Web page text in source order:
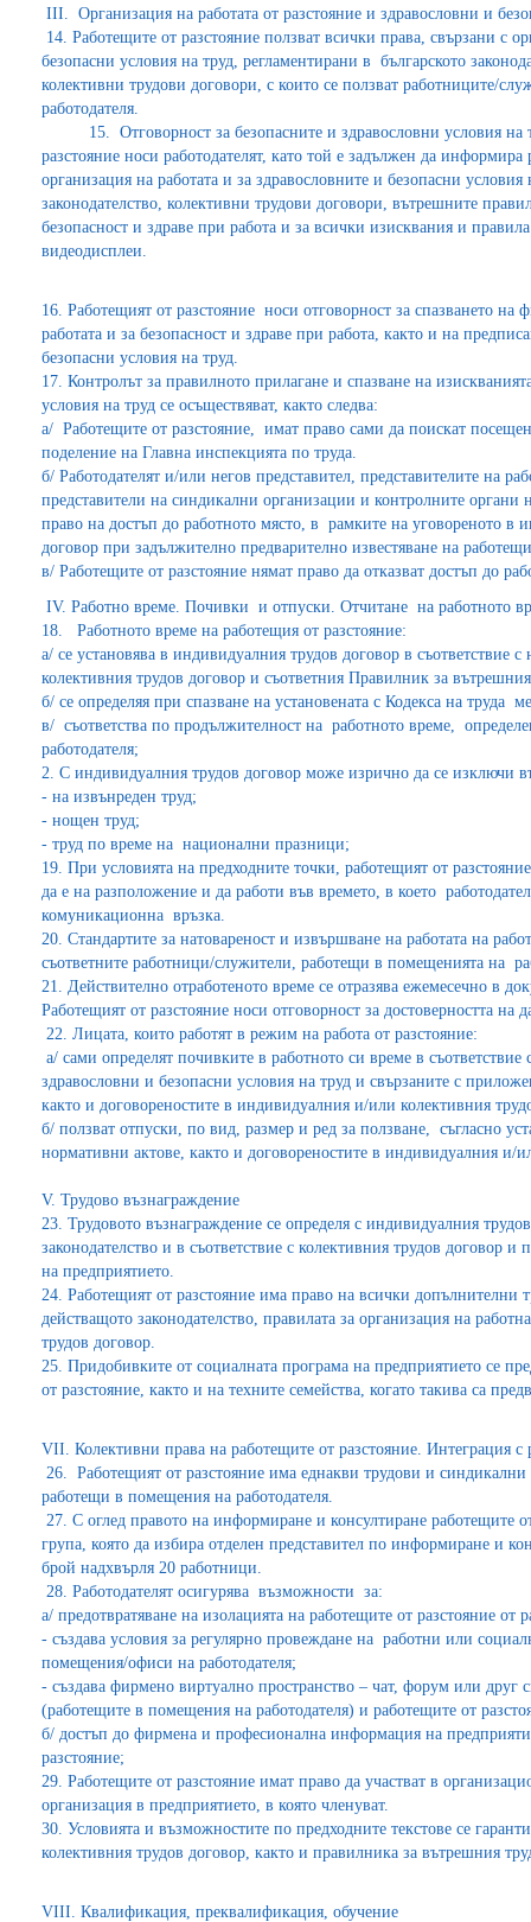
ІІІ. Организация на работата от разстояние и здравословни и
14. Работещите от разстояние ползват всички права, свързани с
безопасни условия на труд, регламентирани в българското
колективни трудови договори, с които се ползват работниците/
работодателя.
15. Отговорност за безопасните и здравословни условия на
разстояние носи работодателят, като той е задължен да информира
организация на работата и за здравословните и безопасни
законодателство, колективни трудови договори, вътрешните
безопасност и здраве при работа и за всички изисквания и
видеодисплеи.
16. Работещият от разстояние носи отговорност за спазването на
работата и за безопасност и здраве при работа, както и на
безопасни условия на труд.
17. Контролът за правилното прилагане и спазване на
условия на труд се осъществяват, както следва:
а/ Работещите от разстояние, имат право сами да поискат
поделение на Главна инспекцията по труда.
б/ Работодателят и/или негов представител, представителите на
представители на синдикални организации и контролните
право на достъп до работното място, в рамките на уговореното в
договор при задължително предварително известяване на
в/ Работещите от разстояние нямат право да отказват достъп до
ІV. Работно време. Почивки и отпуски. Отчитане на работното
18. Работното време на работещия от разстояние:
а/ се установява в индивидуалния трудов договор в съответствие
колективния трудов договор и съответния Правилник за
б/ се определяя при спазване на установената с Кодекса на труда
в/ съответства по продължителност на работното време,
работодателя;
2. С индивидуалния трудов договор може изрично да се изключи
- на извънреден труд;
- нощен труд;
- труд по време на национални празници;
19. При условията на предходните точки, работещият от
да е на разположение и да работи във времето, в което
комуникационна връзка.
20. Стандартите за натовареност и извършване на работата на
съответните работници/служители, работещи в помещенията на
21. Действително отработеното време се отразява ежемесечно в
Работещият от разстояние носи отговорност за достоверността на
22. Лицата, които работят в режим на работа от разстояние:
а/ сами определят почивките в работното си време в съответствие
здравословни и безопасни условия на труд и свързаните с
както и договореностите в индивидуалния и/или колективния
б/ ползват отпуски, по вид, размер и ред за ползване, съгласно
нормативни актове, както и договореностите в индивидуалния и/
V. Трудово възнаграждение
23. Трудовото възнаграждение се определя с индивидуалния
законодателство и в съответствие с колективния трудов договор и
на предприятието.
24. Работещият от разстояние има право на всички допълнителни
действащото законодателство, правилата за организация на
трудов договор.
25. Придобивките от социалната програма на предприятието се
от разстояние, както и на техните семейства, когато такива са
VІІ. Колективни права на работещите от разстояние. Интеграция
26. Работещият от разстояние има еднакви трудови и
работещи в помещения на работодателя.
27. С оглед правото на информиране и консултиране работещите
група, която да избира отделен представител по информиране и
брой надхвърля 20 работници.
28. Работодателят осигурява възможности за:
а/ предотвратяване на изолацията на работещите от разстояние
- създава условия за регулярно провеждане на работни или
помещения/офиси на работодателя;
- създава фирмено виртуално пространство – чат, форум или друг
(работещите в помещения на работодателя) и работещите от
б/ достъп до фирмена и професионална информация на
разстояние;
29. Работещите от разстояние имат право да участват в
организация в предприятието, в която членуват.
30. Условията и възможностите по предходните текстове се
колективния трудов договор, както и правилника за вътрешния
VІІІ. Квалификация, преквалификация, обучение